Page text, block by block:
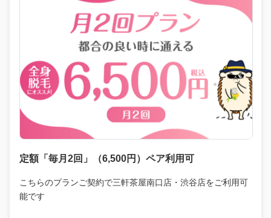
定額「毎月2回」（6,500円）ペア利用可
こちらのプランご契約で三軒茶屋南口店・渋谷店をご利用可
能です